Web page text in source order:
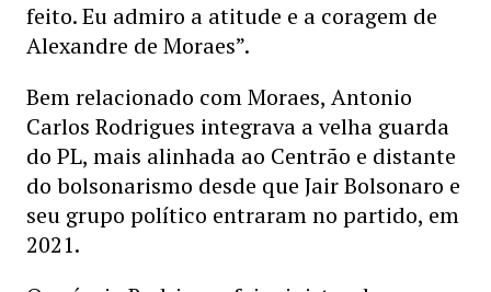
feito. Eu admiro a atitude e a coragem de
Alexandre de Moraes”.
Bem relacionado com Moraes, Antonio
Carlos Rodrigues integrava a velha guarda
do PL, mais alinhada ao Centrão e distante
do bolsonarismo desde que Jair Bolsonaro e
seu grupo político entraram no partido, em
2021.